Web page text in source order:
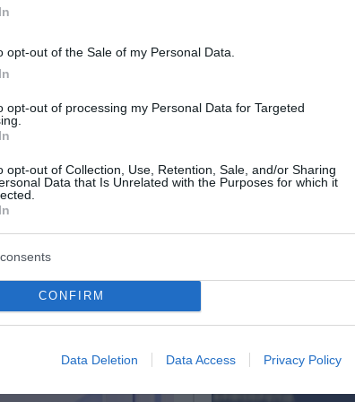
opt-out of the Sale of my Personal Data.
opt-out of processing my Personal Data for Targeted
opt-out of Collection, Use, Retention, Sale, and/or Sharing
Data that Is Unrelated with the Purposes for which it
CONFIRM
Data Deletion Data Access Privacy Policy
«Δεν μπορούμε να παρέμβουμε στη Δικαιοσύνη»
τα κοιτάσματα νοτίως της Κρήτης
– Η Ελληνική ατζέντα και το πρόγραμμα
Lykavitos.gr στο Google News
όλες τις ειδήσεις